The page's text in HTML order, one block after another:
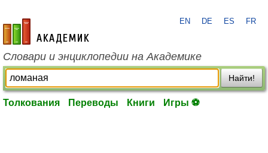
academic.ru
EN DE ES FR
Словари и энциклопедии на Академике
Найти!
Толкования Переводы Книги Игры ⚽